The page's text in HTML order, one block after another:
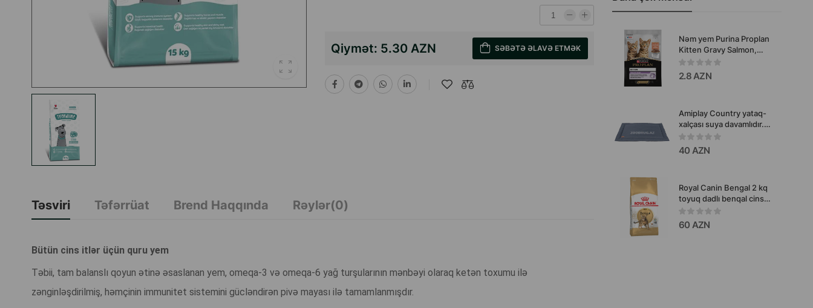
Qiymət: 5.30 AZN SƏBƏTƏ ƏLAVƏ ETMƏK
Təsviri Təfərrüat Brend Haqqında Rəylər(0)
Bütün cins itlər üçün quru yem
Təbii, tam balanslı qoyun ətinə əsaslanan yem, omeqa-3 və omeqa-6 yağ turşularının mənbəyi olaraq ketən toxumu ilə
zənginləşdirilmiş, həmçinin immunitet sistemini gücləndirən pivə mayası ilə tamamlanmışdır.
Nəm yem Purina Proplan
Kitten Gravy Salmon,
balalar üçün, lobya
sousunda 85 qr #3723.
2.8 AZN
Amiplay Country yataq-
xalçası suya davamlıdır.
Rəng: Boz. Ölçü: L.
82x60 sm. Məhsul kodu:
126340.
40 AZN
Royal Canin Bengal 2 kq
toyuq dadlı benqal cins
yetkin pişiklər üçün tam
rasionlu quru yem.
60 AZN